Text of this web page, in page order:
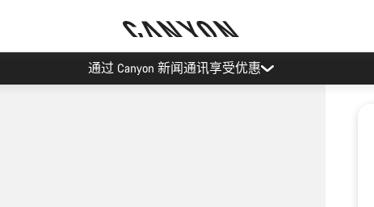
通过 Canyon 新闻通讯享受优惠